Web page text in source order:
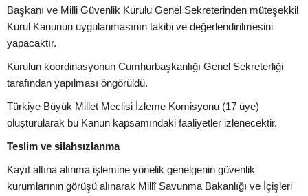
Başkanı ve Milli Güvenlik Kurulu Genel Sekreterinden müteşekkil
Kurul Kanunun uygulanmasının takibi ve değerlendirilmesini
yapacaktır.
Kurulun koordinasyonun Cumhurbaşkanlığı Genel Sekreterliği
tarafından yapılması öngörüldü.
Türkiye Büyük Millet Meclisi İzleme Komisyonu (17 üye)
oluşturularak bu Kanun kapsamındaki faaliyetler izlenecektir.
Teslim ve silahsızlanma
Kayıt altına alınma işlemine yönelik genelgenin güvenlik
kurumlarının görüşü alınarak Millî Savunma Bakanlığı ve İçişleri